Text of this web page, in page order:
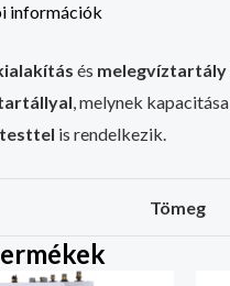
információk
és melegvíztartály
, melynek kapacitása
is rendelkezik.
Tömeg